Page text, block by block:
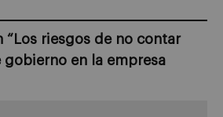
“ Los riesgos de no contar
gobierno en la empresa